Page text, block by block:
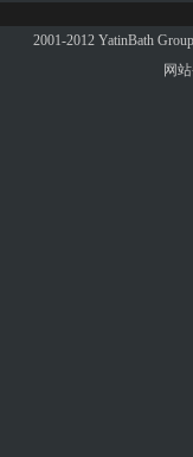
2001-2012 YatinBath
网